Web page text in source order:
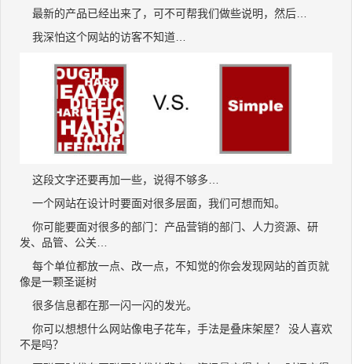
最新的产品已经出来了，可不可帮我们做些说明，然后…
我深怕这个网站的访客不知道…
这段文字还要再加一些，说得不够多…
一个网站在设计时要面对很多层面，我们可想而知。
你可能要面对很多的部门：产品营销的部门、人力资源、研
发、品管、公关…
每个单位都放一点、改一点，不知觉的你会发现网站的首页就
像是一颗圣诞树
很多信息都在那一闪一闪的发光。
你可以想想什么网站像电子花车，手法是叠床架屋？ 没人喜欢
不是吗？